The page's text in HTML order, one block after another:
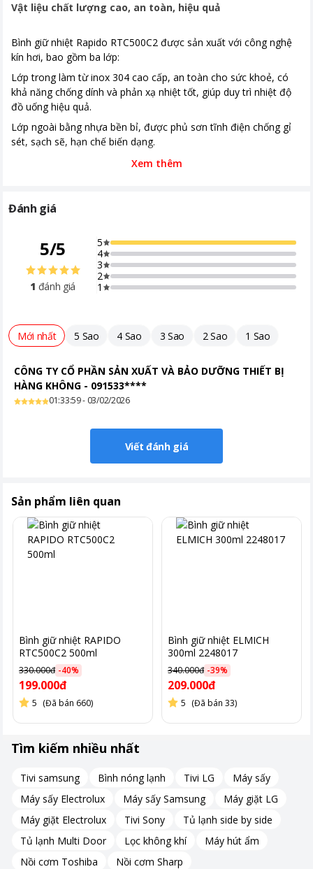
Vật liệu chất lượng cao, an toàn, hiệu quả
Bình giữ nhiệt Rapido RTC500C2 được sản xuất với công nghệ
kín hơi, bao gồm ba lớp:
Lớp trong làm từ inox 304 cao cấp, an toàn cho sức khoẻ, có
khả năng chống dính và phản xạ nhiệt tốt, giúp duy trì nhiệt độ
đồ uống hiệu quả.
Lớp ngoài bằng nhựa bền bỉ, được phủ sơn tĩnh điện chống gỉ
sét, sạch sẽ, hạn chế biến dạng.
Môi trường chân không ở giữa: Giúp tối ưu hóa khả năng giữ
Nắp bình RTC500C2 được thiết kế kín khít, đảm bảo an toàn khi
sử dụng. Với gioăng silicon, nắp giữ kín hơi, ngăn chặn rò rỉ
nước khi di chuyển.
Miệng bình rộng giúp bạn dễ dàng cho trà, đá vào bên trong. Cơ
chế nhấn để rót nước giúp bạn không cần mở nắp, tối ưu hóa
Xem thêm
Đánh giá
5/5
1 đánh giá
5
4
3
2
1
Mới nhất 5 Sao 4 Sao 3 Sao 2 Sao 1 Sao
CÔNG TY CỔ PHẦN SẢN XUẤT VÀ BẢO DƯỠNG THIẾT BỊ
HÀNG KHÔNG - 091533****
01:33:59 - 03/02/2026
Viết đánh giá
Sản phẩm liên quan
Bình giữ nhiệt RAPIDO
RTC500C2 500ml
330.000đ -40%
199.000đ
5 (Đã bán 660)
Bình giữ nhiệt ELMICH
300ml 2248017
340.000đ -39%
209.000đ
5 (Đã bán 33)
Tìm kiếm nhiều nhất
Tivi samsung Bình nóng lạnh Tivi LG
Máy sấy
Máy sấy Electrolux
Máy sấy Samsung
Máy giặt LG
Máy giặt Electrolux
Tivi Sony
Tủ lạnh side by side
Tủ lạnh Multi Door
Lọc không khí
Máy hút ẩm
Nồi cơm Toshiba
Nồi cơm Sharp